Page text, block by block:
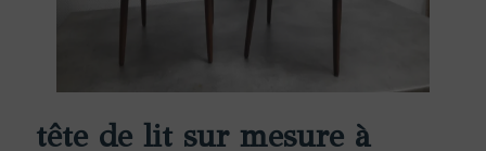
tête de lit sur mesure à